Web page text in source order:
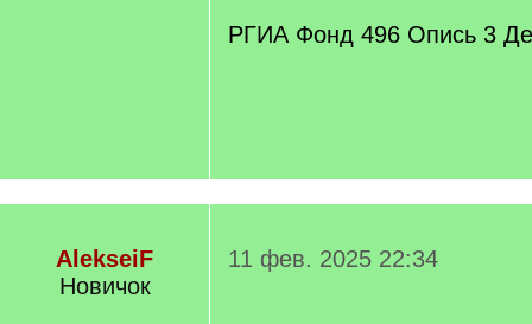
РГИА Фонд 496 Опись 3
AlekseiF
Новичок
11 фев. 2025 22:34